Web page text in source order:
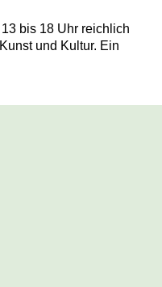
bis 18 Uhr reichlich
und Kultur. Ein